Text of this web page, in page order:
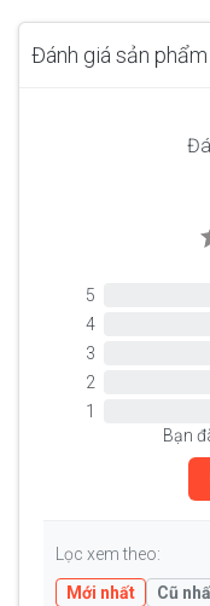
Đánh giá sản phẩm
5
4
3
2
1
Bạn
Lọc xem theo:
Mới nhất
Cũ